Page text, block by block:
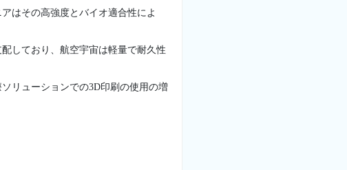
はその高強度とバイオ適合性によ
しており、航空宇宙は軽量で耐久性
リューションでの3D印刷の使用の増